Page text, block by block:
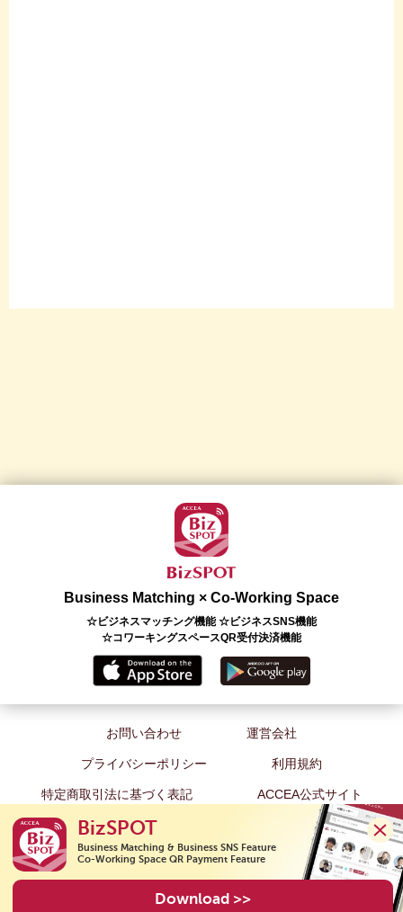
Business Matching × Co-Working Space
☆ビジネスマッチング機能 ☆ビジネスSNS機能
☆コワーキングスペースQR受付決済機能
お問い合わせ 運営会社
プライバシーポリシー 利用規約
特定商取引法に基づく表記 ACCEA公式サイト
Copyright(C) 2020 ACCEA Co., Ltd. All Rights Reserved.
BizSPOT
Business Matching & Business SNS Feature
Co-Working Space QR Payment Feature
Download >>